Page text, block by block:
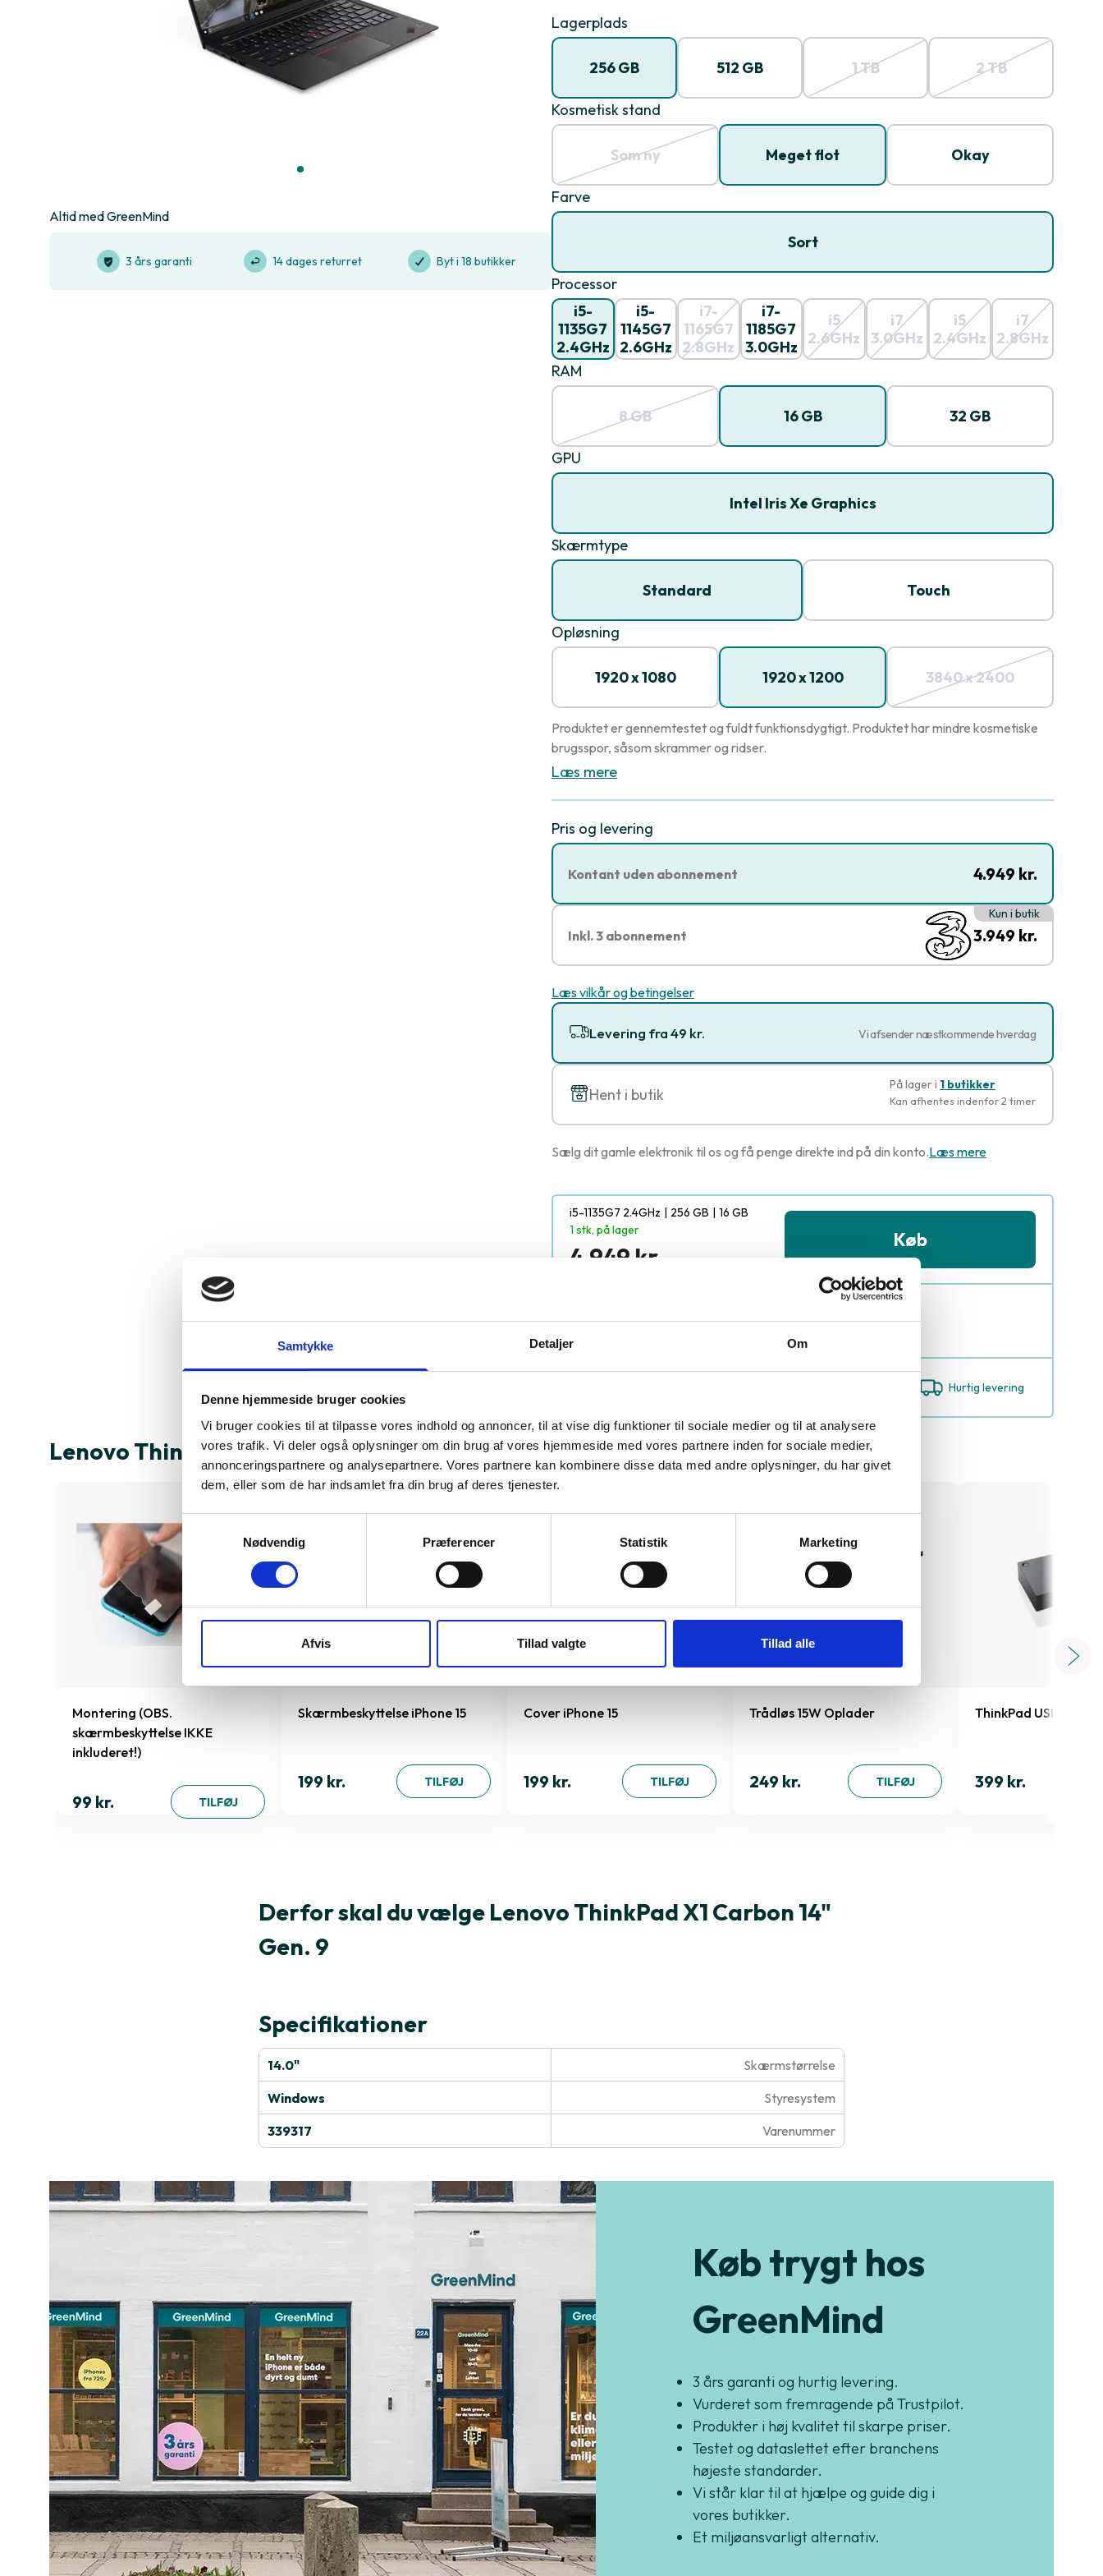
Samtykke Detaljer Om
Denne hjemmeside bruger cookies
Vi bruger cookies til at tilpasse vores indhold og annoncer, til at vise dig funktioner til sociale medier og til at analysere
vores trafik. Vi deler også oplysninger om din brug af vores hjemmeside med vores partnere inden for sociale medier,
annonceringspartnere og analysepartnere. Vores partnere kan kombinere disse data med andre oplysninger, du har givet
dem, eller som de har indsamlet fra din brug af deres tjenester.
Samtykkevalg
Nødvendig
Præferencer Statistik Marketing
Afvis Tillad valgte Tillad alle
Altid med GreenMind
3 års garanti 14 dages returret Byt i 18 butikker
Lagerplads
256 GB 512 GB 1 TB 2 TB
Kosmetisk stand
Som ny Meget flot Okay
Farve
Sort
Processor
i5-
1135G7
2.4GHz
i5-
1145G7
2.6GHz
i7-
1165G7
2.8GHz
i7-
1185G7
3.0GHz
i5
2.6GHz
i7
3.0GHz
i5
2.4GHz
i7
2.8GHz
RAM
8 GB 16 GB 32 GB
GPU
Intel Iris Xe Graphics
Skærmtype
Standard Touch
Opløsning
1920 x 1080 1920 x 1200 3840 x 2400
Produktet er gennemtestet og fuldt funktionsdygtigt. Produktet har mindre kosmetiske
brugsspor, såsom skrammer og ridser.
Læs mere
Pris og levering
Kontant uden abonnement 4.949 kr.
Kun i butik
Inkl. 3 abonnement 3.949 kr.
Læs vilkår og betingelser
Levering fra 49 kr. Vi afsender næstkommende hverdag
Hent i butik
På lager i 1 butikker
Kan afhentes indenfor 2 timer
Sælg dit gamle elektronik til os og få penge direkte ind på din konto.Læs mere
i5-1135G7 2.4GHz | 256 GB | 16 GB
1 stk, på lager
4.949 kr.
Køb
Hurtig levering
Lenovo ThinkPad X1 Carbon 14" Gen. 9 er ofte købt sammen med
Montering (OBS.
skærmbeskyttelse IKKE
inkluderet!)
99 kr. TILFØJ
Skærmbeskyttelse iPhone 15
199 kr. TILFØJ
Cover iPhone 15
199 kr. TILFØJ
Trådløs 15W Oplader
249 kr. TILFØJ
ThinkPad USB-C -
399 kr.
Derfor skal du vælge Lenovo ThinkPad X1 Carbon 14"
Gen. 9
Specifikationer
14.0"
Windows
339317
Skærmstørrelse
Styresystem
Varenummer
Køb trygt hos
GreenMind
3 års garanti og hurtig levering.
Vurderet som fremragende på Trustpilot.
Produkter i høj kvalitet til skarpe priser.
Testet og dataslettet efter branchens
højeste standarder.
Vi står klar til at hjælpe og guide dig i
vores butikker.
Et miljøansvarligt alternativ.